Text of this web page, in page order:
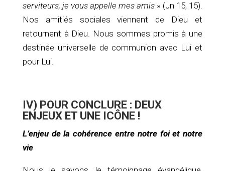
serviteurs, je vous appelle mes amis » (Jn 15, 15).
Nos amitiés sociales viennent de Dieu et
retournent à Dieu. Nous sommes promis à une
destinée universelle de communion avec Lui et
pour Lui.
IV) POUR CONCLURE : DEUX
ENJEUX ET UNE ICÔNE !
L’enjeu de la cohérence entre notre foi et notre
vie